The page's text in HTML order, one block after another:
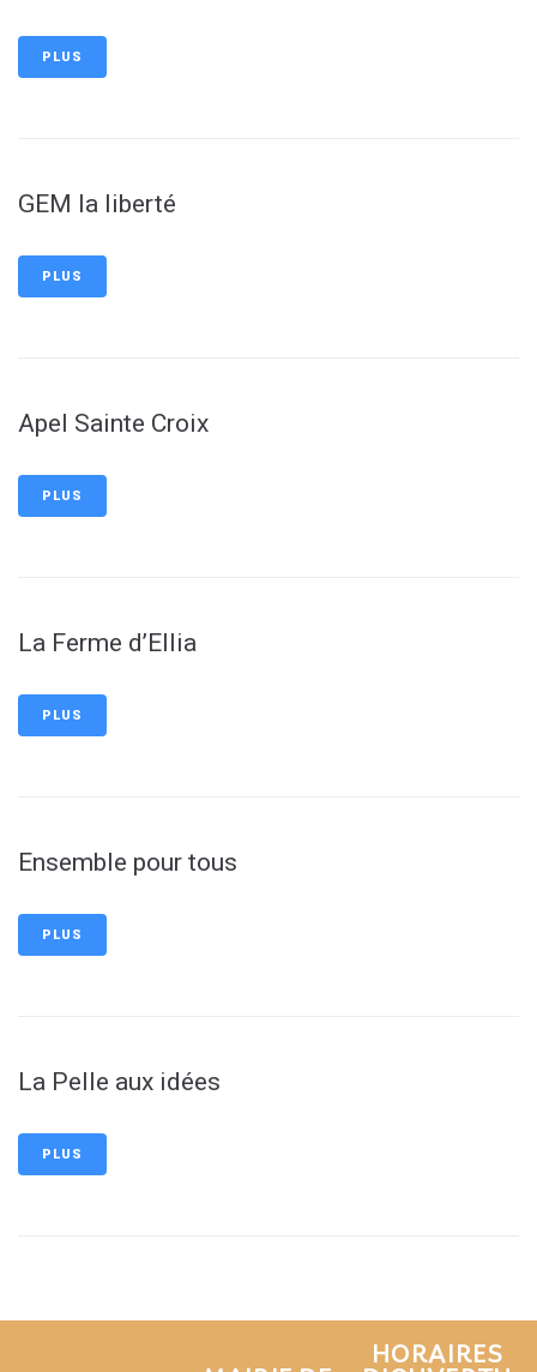
PLUS
GEM la liberté
PLUS
Apel Sainte Croix
PLUS
La Ferme d’Ellia
PLUS
Ensemble pour tous
PLUS
La Pelle aux idées
PLUS
HORAIRES